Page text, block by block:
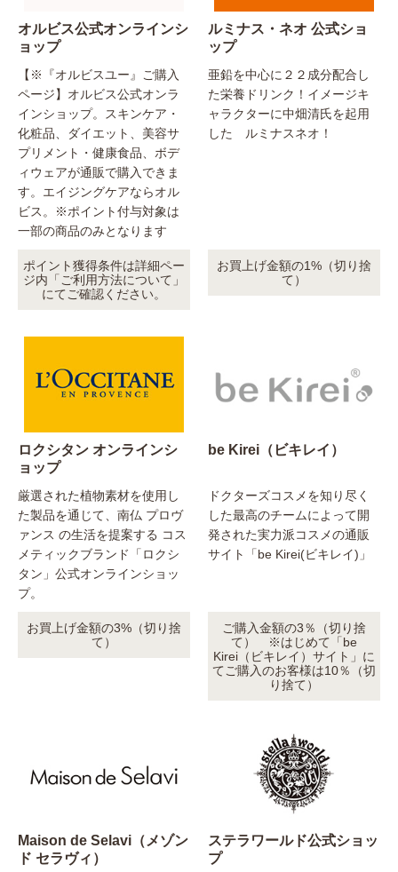
オルビス公式オンラインシ
ョップ
【※『オルビスユー』ご購入
ページ】オルビス公式オンラ
インショップ。スキンケア・
化粧品、ダイエット、美容サ
プリメント・健康食品、ボデ
ィウェアが通販で購入できま
す。エイジングケアならオル
ビス。※ポイント付与対象は
一部の商品のみとなります
ポイント獲得条件は詳細ペー
ジ内「ご利用方法について」
にてご確認ください。
ルミナス・ネオ 公式ショ
ップ
亜鉛を中心に２２成分配合し
た栄養ドリンク！イメージキ
ャラクターに中畑清氏を起用
した ルミナスネオ！
お買上げ金額の1%（切り捨
て）
ロクシタン オンラインシ
ョップ
厳選された植物素材を使用し
た製品を通じて、南仏 プロヴ
ァンス の生活を提案する コス
メティックブランド「ロクシ
タン」公式オンラインショッ
プ。
お買上げ金額の3%（切り捨
て）
be Kirei（ビキレイ）
ドクターズコスメを知り尽く
した最高のチームによって開
発された実力派コスメの通販
サイト「be Kirei(ビキレイ)」
ご購入金額の3％（切り捨
て） ※はじめて「be
Kirei（ビキレイ）サイト」に
てご購入のお客様は10％（切
り捨て）
Maison de Selavi（メゾン
ド セラヴィ）
ステラワールド公式ショッ
プ